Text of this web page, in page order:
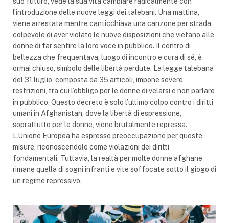
l’introduzione delle nuove leggi dei talebani. Una mattina,
viene arrestata mentre canticchiava una canzone per strada,
colpevole di aver violato le nuove disposizioni che vietano alle
donne di far sentire la loro voce in pubblico. Il centro di
bellezza che frequentava, luogo di incontro e cura di sé, è
ormai chiuso, simbolo delle libertà perdute. La legge talebana
del 31 luglio, composta da 35 articoli, impone severe
restrizioni, tra cui l’obbligo per le donne di velarsi e non parlare
in pubblico. Questo decreto è solo l’ultimo colpo contro i diritti
umani in Afghanistan, dove la libertà di espressione,
soprattutto per le donne, viene brutalmente repressa.
L’Unione Europea ha espresso preoccupazione per queste
misure, riconoscendole come violazioni dei diritti
fondamentali. Tuttavia, la realtà per molte donne afghane
rimane quella di sogni infranti e vite soffocate sotto il giogo di
un regime repressivo.